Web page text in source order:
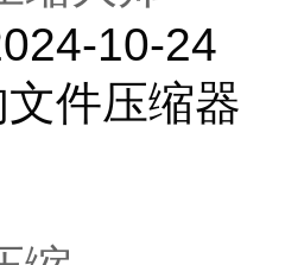
10-24
件压缩器